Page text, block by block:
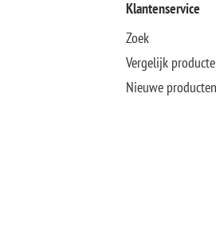
Klantenservice
Zoek
Vergelijk
Nieuwe producten